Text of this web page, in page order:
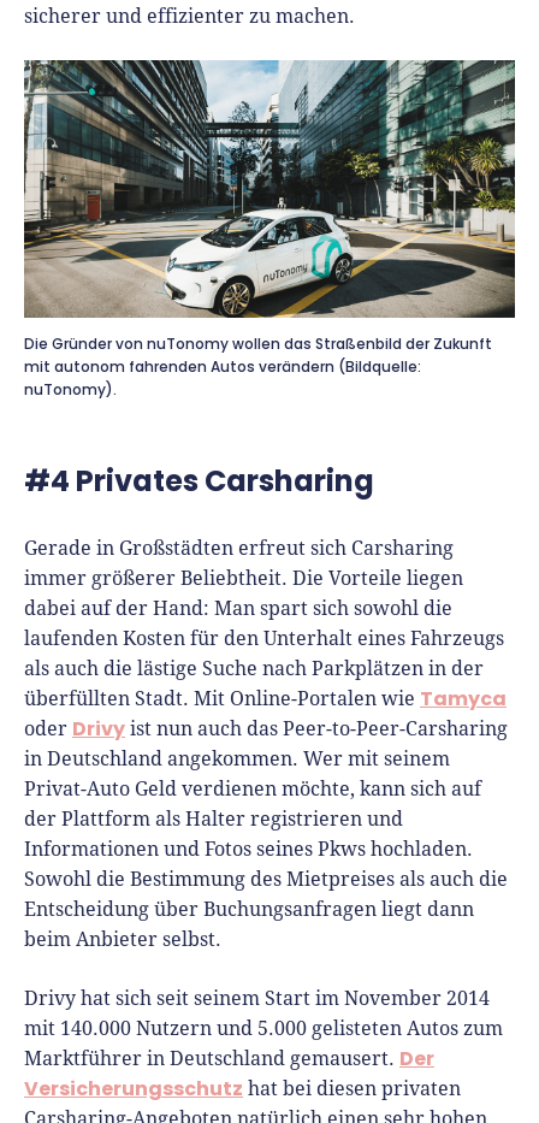
sicherer und effizienter zu machen.
Die Gründer von nuTonomy wollen das Straßenbild der Zukunft
mit autonom fahrenden Autos verändern (Bildquelle:
nuTonomy).
#4 Privates Carsharing
Gerade in Großstädten erfreut sich Carsharing
immer größerer Beliebtheit. Die Vorteile liegen
dabei auf der Hand: Man spart sich sowohl die
laufenden Kosten für den Unterhalt eines Fahrzeugs
als auch die lästige Suche nach Parkplätzen in der
überfüllten Stadt. Mit Online-Portalen wie Tamyca
oder Drivy ist nun auch das Peer-to-Peer-Carsharing
in Deutschland angekommen. Wer mit seinem
Privat-Auto Geld verdienen möchte, kann sich auf
der Plattform als Halter registrieren und
Informationen und Fotos seines Pkws hochladen.
Sowohl die Bestimmung des Mietpreises als auch die
Entscheidung über Buchungsanfragen liegt dann
beim Anbieter selbst.
Drivy hat sich seit seinem Start im November 2014
mit 140.000 Nutzern und 5.000 gelisteten Autos zum
Marktführer in Deutschland gemausert. Der
Versicherungsschutz hat bei diesen privaten
Carsharing-Angeboten natürlich einen sehr hohen